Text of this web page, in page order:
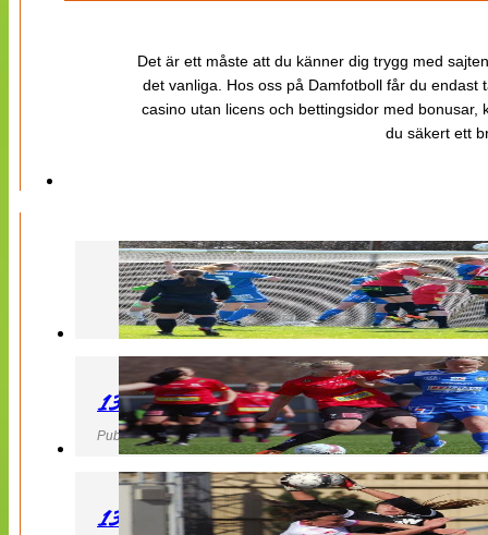
Det är ett måste att du känner dig trygg med
det vanliga. Hos oss på Damfotboll får du
casino utan licens och bettingsidor med
du säkert ett
130427 LB 07 – QBIK
Publicerad 27 April 2013, 22:40
130427 IF Limhamn Bunkeflo – QBIK